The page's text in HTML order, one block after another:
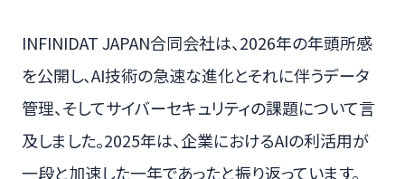
INFINIDAT JAPAN合同会社は、2026年の年頭所感
を公開し、AI技術の急速な進化とそれに伴うデータ
管理、そしてサイバーセキュリティの課題について言
及しました。2025年は、企業におけるAIの利活用が
一段と加速した一年であったと振り返っています。